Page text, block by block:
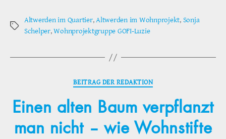
Schlagwörter
Altwerden im Quartier,Altwerden im Wohnprojekt, Sonja
Schelper,Wohnprojektgruppe GOFI-Luzie
Kategorien
BEITRAG DER REDAKTION
Einen alten Baum verpflanzt
man nicht – wie Wohnstifte